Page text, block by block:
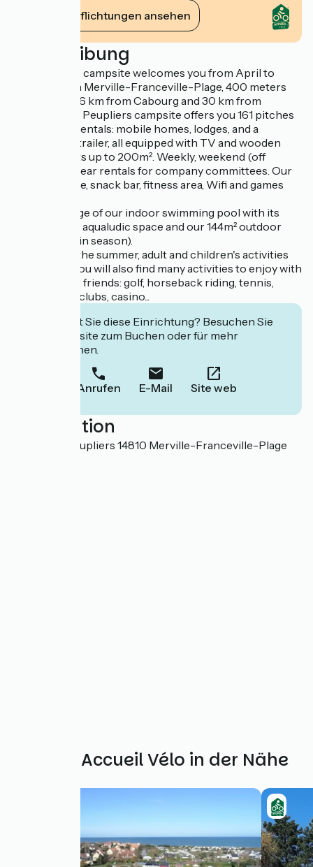
Ihre Verpflichtungen ansehen
Beschreibung
Les Peupliers campsite welcomes you from April to
September in Merville-Franceville-Plage, 400 meters
from the sea, 6 km from Cabourg and 30 km from
Deauville. Les Peupliers campsite offers you 161 pitches
including 54 rentals: mobile homes, lodges, and a
comfortable trailer, all equipped with TV and wooden
terraces. Plots up to 200m². Weekly, weekend (off
season) or linear rentals for company committees. Our
services: store, snack bar, fitness area, Wifi and games
Take advantage of our indoor swimming pool with its
105m² balneo aqualudic space and our 144m² outdoor
heated pool (in season).
Throughout the summer, adult and children's activities
are offered. You will also find many activities to enjoy with
your family or friends: golf, horseback riding, tennis,
water sports clubs, casino...
Interessiert Sie diese Einrichtung? Besuchen Sie
deren Website zum Buchen oder für mehr
Informationen.
Anrufen E-Mail Site web
Localisation
2 allée des Peupliers 14810 Merville-Franceville-Plage
Weitere Accueil Vélo in der Nähe